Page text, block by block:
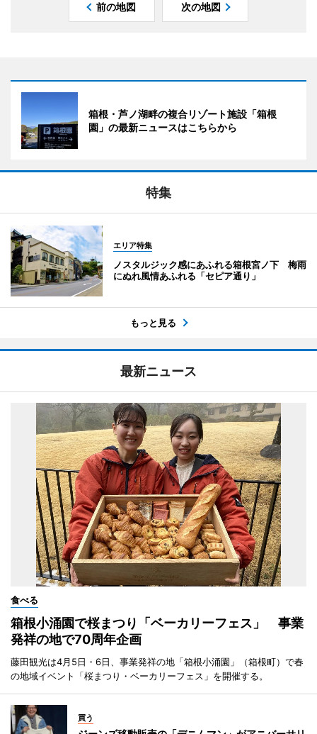
前の地図 次の地図
箱根・芦ノ湖畔の複合リゾート施設「箱根
園」の最新ニュースはこちらから
特集
エリア特集
ノスタルジック感にあふれる箱根宮ノ下 梅雨
にぬれ風情あふれる「セピア通り」
もっと見る
最新ニュース
食べる
箱根小涌園で桜まつり「ベーカリーフェス」 事業
発祥の地で70周年企画
藤田観光は4月5日・6日、事業発祥の地「箱根小涌園」（箱根町）で春
の地域イベント「桜まつり・ベーカリーフェス」を開催する。
買う